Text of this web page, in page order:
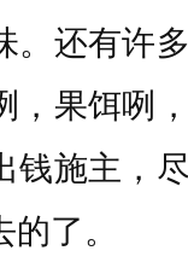
。还有许
，果饵咧
钱施主，
了。